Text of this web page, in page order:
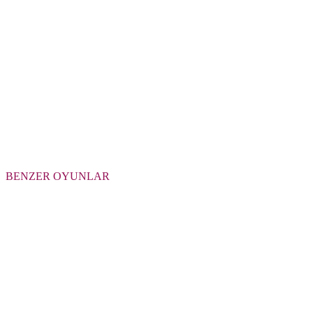
BENZER OYUNLAR